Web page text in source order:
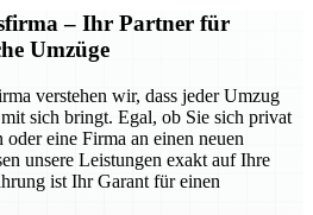
– Ihr Partner für
Umzüge
verstehen wir, dass jeder Umzug
sich bringt. Egal, ob Sie sich privat
eine Firma an einen neuen
unsere Leistungen exakt auf Ihre
ist Ihr Garant für einen